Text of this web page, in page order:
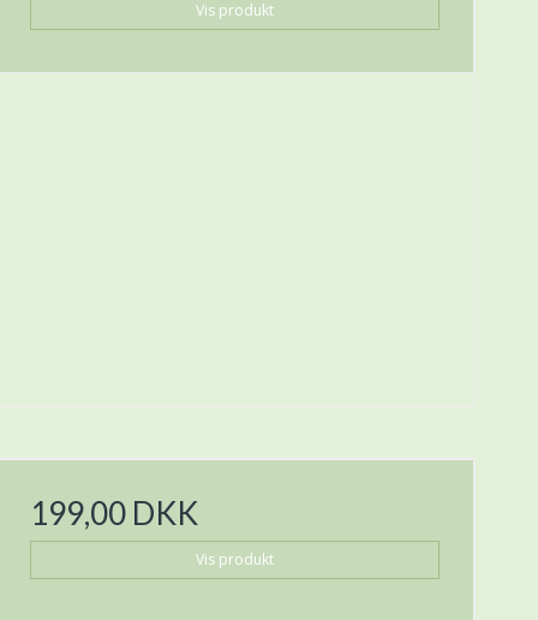
Vis produkt
199,00 DKK
Vis produkt